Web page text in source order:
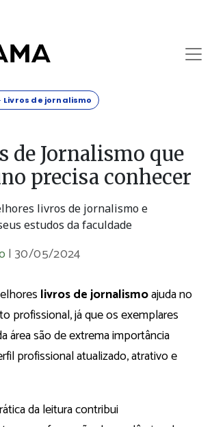
Livros de jornalismo
de Jornalismo que
precisa conhecer
livros de jornalismo e
estudos da faculdade
|30/05/2024
livros de jornalismoajuda no
profissional, já que os exemplares
área são de extrema importância
profissional atualizado, atrativo e
da leitura contribui